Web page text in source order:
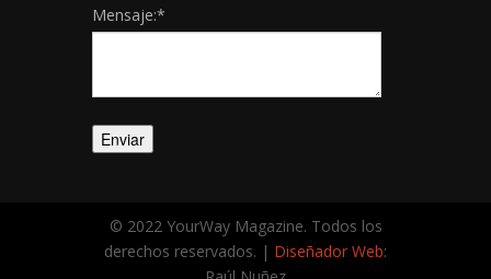
Mensaje:*
© 2022 YourWay Magazine. Todos los
derechos reservados. | Diseñador Web: